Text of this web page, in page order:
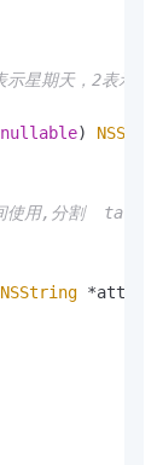
期天，2表示星
nullable)
间使用,分割
NSString